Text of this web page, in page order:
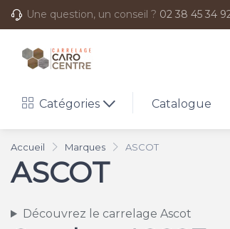
Une question, un conseil ? 02 38 45 34
Catégories Catalogue
Accueil Marques ASCOT
ASCOT
Découvrez le carrelage Ascot